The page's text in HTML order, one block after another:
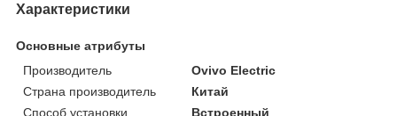
Характеристики
Основные атрибуты
Производитель
Ovivo Electric
Страна производитель
Китай
Способ установки
Встроенный